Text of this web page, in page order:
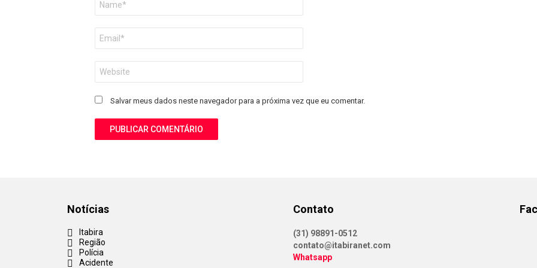
mail
*
Salvar meus dados neste navegador para a próxima vez que eu comentar.
Notícias
Itabira
Região
Polícia
Acidente
Contato
(31) 98891-0512
contato@itabiranet.com
Whatsapp